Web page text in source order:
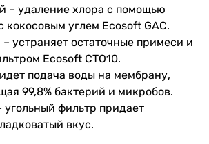
190 (50 галл.) л/сутки
бытовой
1/2 ″
– удаление хлора с помощью
кокосовым углем Ecosoft GAC.
устраняет остаточные примеси и
Ecosoft CTO10.
подача воды на мембрану,
99,8% бактерий и микробов.
фильтр придает
вкус.